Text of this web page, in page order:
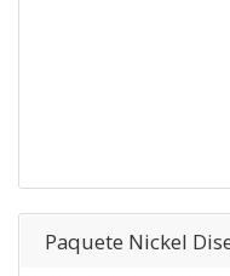
Paquete Nickel